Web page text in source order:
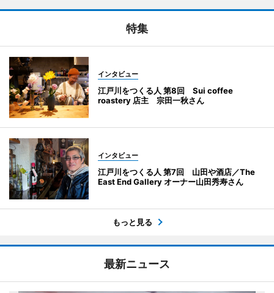
特集
インタビュー
江戸川をつくる人 第8回 Sui coffee
roastery 店主 宗田一秋さん
インタビュー
江戸川をつくる人 第7回 山田や酒店／The
East End Gallery オーナー山田秀寿さん
もっと見る
最新ニュース